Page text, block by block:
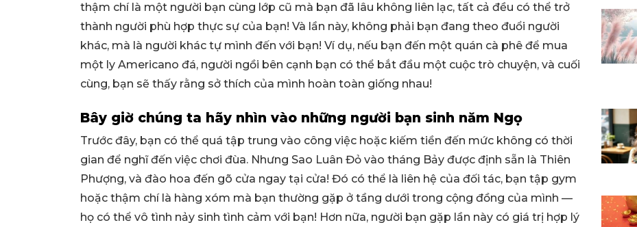
thậm chí là một người bạn cùng lớp cũ mà bạn đã lâu không liên lạc, tất cả đều có thể trở
thành người phù hợp thực sự của bạn! Và lần này, không phải bạn đang theo đuổi người
khác, mà là người khác tự mình đến với bạn! Ví dụ, nếu bạn đến một quán cà phê để mua
một ly Americano đá, người ngồi bên cạnh bạn có thể bắt đầu một cuộc trò chuyện, và cuối
cùng, bạn sẽ thấy rằng sở thích của mình hoàn toàn giống nhau!
Bây giờ chúng ta hãy nhìn vào những người bạn sinh năm Ngọ
Trước đây, bạn có thể quá tập trung vào công việc hoặc kiếm tiền đến mức không có thời
gian để nghĩ đến việc chơi đùa. Nhưng Sao Luân Đỏ vào tháng Bảy được định sẵn là Thiên
Phượng, và đào hoa đến gõ cửa ngay tại cửa! Đó có thể là liên hệ của đối tác, bạn tập gym
hoặc thậm chí là hàng xóm mà bạn thường gặp ở tầng dưới trong cộng đồng của mình —
họ có thể vô tình nảy sinh tình cảm với bạn! Hơn nữa, người bạn gặp lần này có giá trị hợp lý